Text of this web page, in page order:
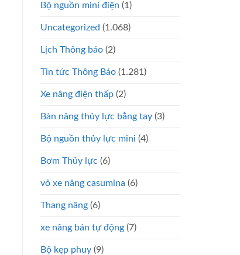
Bộ nguồn mini điện (1)
Uncategorized (1.068)
Lịch Thông báo (2)
Tin tức Thông Báo (1.281)
Xe nâng điện thấp (2)
Bàn nâng thủy lực bằng tay (3)
Bộ nguồn thủy lực mini (4)
Bơm Thủy lực (6)
vỏ xe nâng casumina (6)
Thang nâng (6)
xe nâng bán tự động (7)
Bộ kẹp phuy (9)